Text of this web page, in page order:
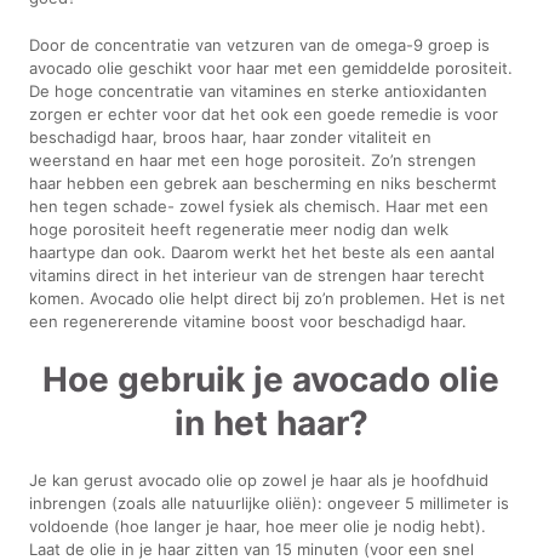
Door de concentratie van vetzuren van de omega-9 groep is
avocado olie geschikt voor haar met een gemiddelde porositeit.
De hoge concentratie van vitamines en sterke antioxidanten
zorgen er echter voor dat het ook een goede remedie is voor
beschadigd haar, broos haar, haar zonder vitaliteit en
weerstand en haar met een hoge porositeit. Zo’n strengen
haar hebben een gebrek aan bescherming en niks beschermt
hen tegen schade- zowel fysiek als chemisch. Haar met een
hoge porositeit heeft regeneratie meer nodig dan welk
haartype dan ook. Daarom werkt het het beste als een aantal
vitamins direct in het interieur van de strengen haar terecht
komen. Avocado olie helpt direct bij zo’n problemen. Het is net
een regenererende vitamine boost voor beschadigd haar.
Hoe gebruik je avocado olie
in het haar?
Je kan gerust avocado olie op zowel je haar als je hoofdhuid
inbrengen (zoals alle natuurlijke oliën): ongeveer 5 millimeter is
voldoende (hoe langer je haar, hoe meer olie je nodig hebt).
Laat de olie in je haar zitten van 15 minuten (voor een snel